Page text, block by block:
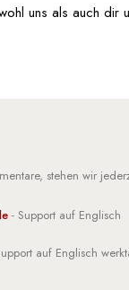
uns als auch dir
stehen wir
- Support auf Englisch
auf Englisch